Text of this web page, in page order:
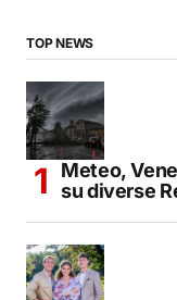
TOP NEWS
Meteo,
su diverse